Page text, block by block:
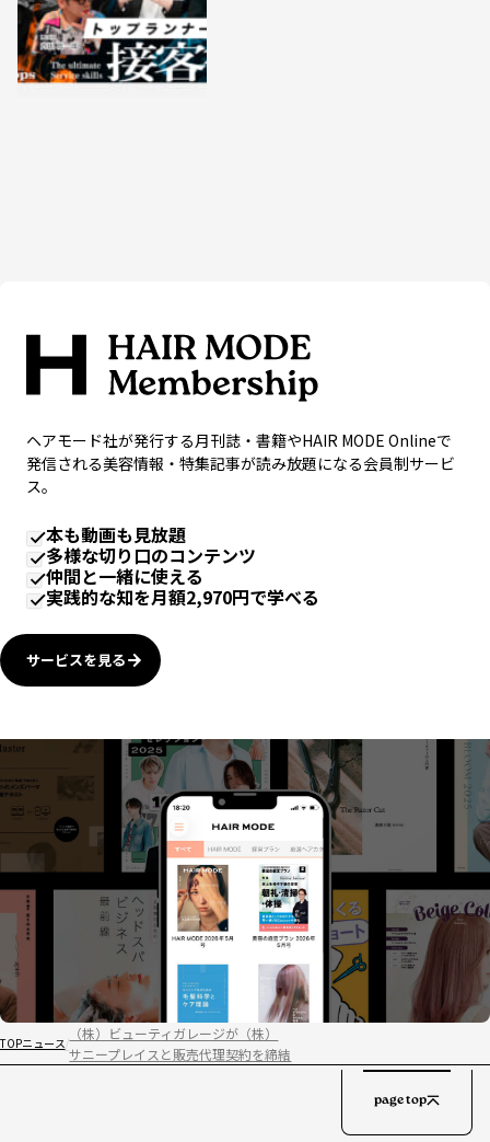
ヘアモード社が発行する月刊誌・書籍やHAIR MODE Onlineで
発信される美容情報・特集記事が読み放題になる会員制サービ
ス。
本も動画も見放題
多様な切り口のコンテンツ
仲間と一緒に使える
実践的な知を月額2,970円で学べる
サービスを見る
TOPニュース
（株）ビューティガレージが（株）
サニープレイスと販売代理契約を締結
page top